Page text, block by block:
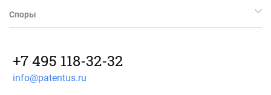
Споры
+7 495 118-32-32
info@patentus.ru